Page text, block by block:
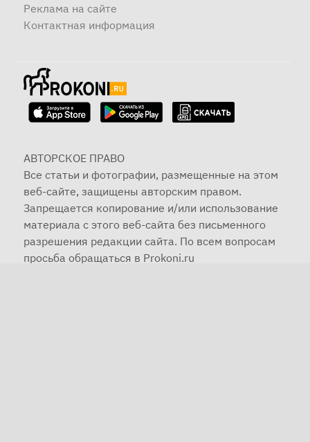
Реклама на сайте
Контактная информация
АВТОРСКОЕ ПРАВО
Все статьи и фотографии, размещенные на этом
веб-сайте, защищены авторским правом.
Запрещается копирование и/или использование
материала с этого веб-сайта без письменного
разрешения редакции сайта. По всем вопросам
просьба обращаться в Prokoni.ru